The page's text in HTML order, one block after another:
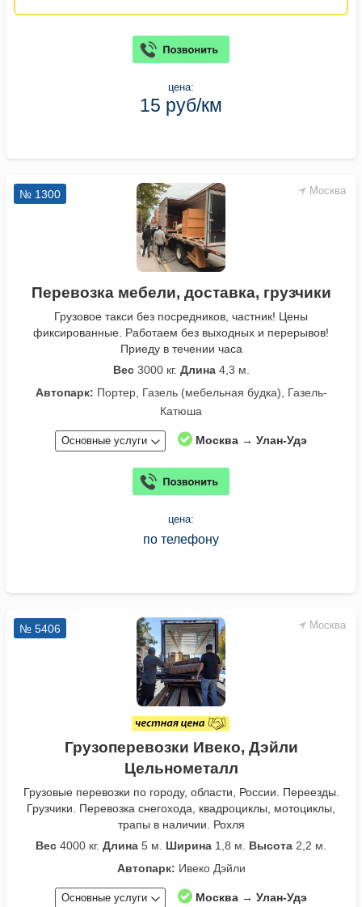
цена:
15 руб/км
Москва
№ 1300
Перевозка мебели, доставка, грузчики
Грузовое такси без посредников, частник! Цены
фиксированные. Работаем без выходных и перерывов!
Приеду в течении часа
Вес3000 кг. Длина4,3 м.
Автопарк: Портер, Газель (мебельная будка), Газель-
Катюша
Основные услуги Москва → Улан-Удэ
цена:
по телефону
Москва
№ 5406
Грузоперевозки Ивеко, Дэйли
Цельнометалл
Грузовые перевозки по городу, области, России. Переезды.
Грузчики. Перевозка снегохода, квадроциклы, мотоциклы,
трапы в наличии. Рохля
Вес 4000 кг. Длина 5 м. Ширина 1,8 м. Высота 2,2 м.
Автопарк: Ивеко Дэйли
Основные услуги Москва → Улан-Удэ